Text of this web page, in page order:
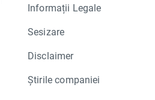
Informații Legale
Sesizare
Disclaimer
Știrile companiei